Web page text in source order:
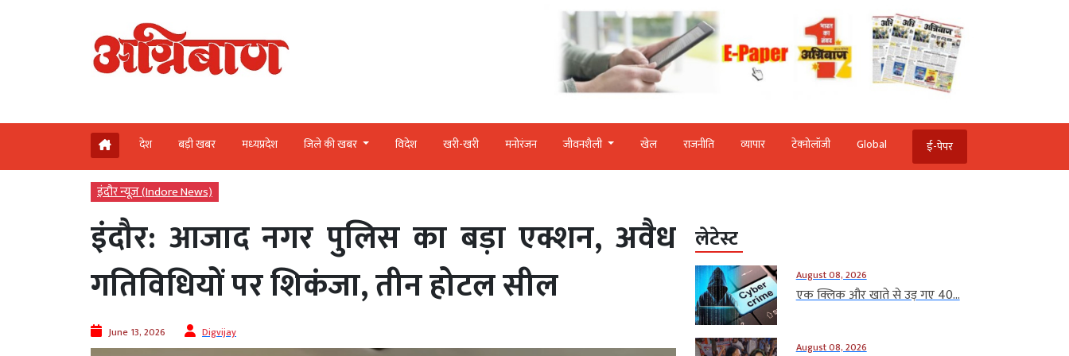
देश बड़ी खबर मध्‍यप्रदेश जिले की खबर विदेश खरी-खरी मनोरंजन जीवनशैली खेल राजनीति व्‍यापार टेक्‍नोलॉजी Global ई-पेपर
इंदौर न्यूज़ (Indore News)
इंदौर: आजाद नगर पुलिस का बड़ा एक्शन, अवैध
गतिविधियों पर शिकंजा, तीन होटल सील
June 13, 2026 Digvijay
लेटेस्ट
August 08, 2026
एक क्लिक और खाते से उड़ गए 40...
August 08, 2026